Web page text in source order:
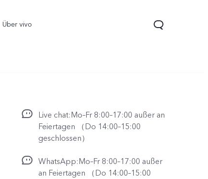
Über vivo
Y21 5G neu vivo Watch GT 2
Live chat:Mo–Fr 8:00–17:00 außer an
Feiertagen （Do 14:00–15:00
geschlossen）
WhatsApp:Mo–Fr 8:00–17:00 außer
an Feiertagen （Do 14:00–15:00